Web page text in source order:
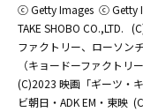
ⓒ Getty Images ⓒ Getty
TAKE SHOBO CO.,LTD.
ファクトリー、ローソンチ
（キョードーファクトリ
(C)2023 映画「ギーツ・
ビ朝日・ADK EM・東映